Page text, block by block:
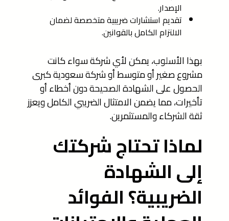
الإصدار.
تقديم استشارات ضريبية متخصصة لضمان
الالتزام الكامل بالقوانين.
بهذا الأسلوب، يمكن لأي شركة سواء كانت
مشروع صغير أو متوسط أو شركة سعودية كبرى
الحصول على الشهادة الصحيحة دون أخطاء أو
تأخيرات، مما يضمن الامتثال الضريبي الكامل ويعزز
ثقة الشركاء والمستثمرين.
لماذا تحتاج شركتك
إلى الشهادة
الضريبية؟ الفوائد